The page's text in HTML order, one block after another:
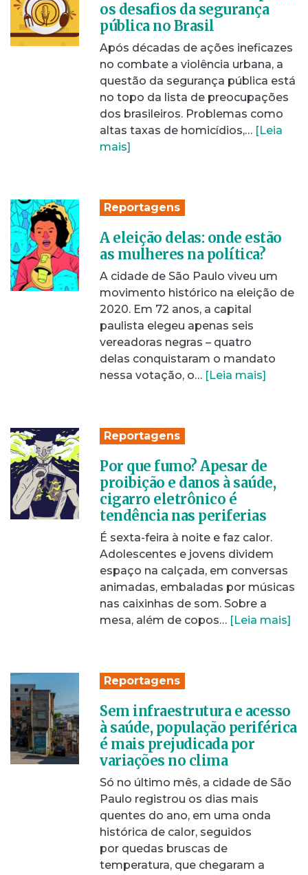
os desafios da segurança
pública no Brasil
Após décadas de ações ineficazes
no combate a violência urbana, a
questão da segurança pública está
no topo da lista de preocupações
dos brasileiros. Problemas como
altas taxas de homicídios,… [Leia
mais]
Reportagens
A eleição delas: onde estão
as mulheres na política?
A cidade de São Paulo viveu um
movimento histórico na eleição de
2020. Em 72 anos, a capital
paulista elegeu apenas seis
vereadoras negras – quatro
delas conquistaram o mandato
nessa votação, o… [Leia mais]
Reportagens
Por que fumo? Apesar de
proibição e danos à saúde,
cigarro eletrônico é
tendência nas periferias
É sexta-feira à noite e faz calor.
Adolescentes e jovens dividem
espaço na calçada, em conversas
animadas, embaladas por músicas
nas caixinhas de som. Sobre a
mesa, além de copos… [Leia mais]
Reportagens
Sem infraestrutura e acesso
à saúde, população periférica
é mais prejudicada por
variações no clima
Só no último mês, a cidade de São
Paulo registrou os dias mais
quentes do ano, em uma onda
histórica de calor, seguidos
por quedas bruscas de
temperatura, que chegaram a